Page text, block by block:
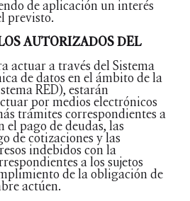
de aplicación un interés
previsto.
AUTORIZADOS DEL
actuar a través del Sistema
de datos en el ámbito de la
RED), estarán
por medios electrónicos
trámites correspondientes a
el pago de deudas, las
de cotizaciones y las
indebidos con la
a los sujetos
de la obligación de
actúen.